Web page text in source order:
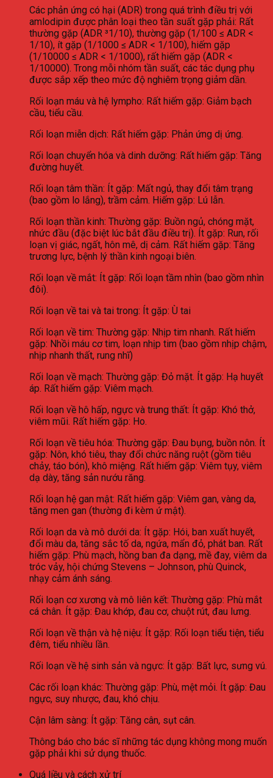
Các phản ứng có hại (ADR) trong quá trình điều trị với
amlodipin được phân loại theo tần suất gặp phải: Rất
thường gặp (ADR ³1/10), thường gặp (1/100 ≤ ADR <
1/10), ít gặp (1/1000 ≤ ADR < 1/100), hiếm gặp
(1/10000 ≤ ADR < 1/1000), rất hiếm gặp (ADR <
1/10000). Trong mỗi nhóm tần suất, các tác dụng phụ
được sắp xếp theo mức độ nghiêm trọng giảm dần.
Rối loạn máu và hệ lympho: Rất hiếm gặp: Giảm bạch
cầu, tiểu cầu.
Rối loạn miễn dịch: Rất hiếm gặp: Phản ứng dị ứng.
Rối loạn chuyển hóa và dinh dưỡng: Rất hiếm gặp: Tăng
đường huyết.
Rối loạn tâm thần: Ít gặp: Mất ngủ, thay đổi tâm trạng
(bao gồm lo lắng), trầm cảm. Hiếm gặp: Lú lẫn.
Rối loạn thần kinh: Thường gặp: Buồn ngủ, chóng mặt,
nhức đầu (đặc biệt lúc bắt đầu điều trị). Ít gặp: Run, rối
loạn vị giác, ngất, hôn mê, dị cảm. Rất hiếm gặp: Tăng
trương lực, bệnh lý thần kinh ngoại biên.
Rối loạn về mắt: Ít gặp: Rối loạn tầm nhìn (bao gồm nhìn
đôi).
Rối loạn về tai và tai trong: Ít gặp: Ù tai
Rối loạn về tim: Thường gặp: Nhịp tim nhanh. Rất hiếm
gặp: Nhồi máu cơ tim, loạn nhịp tim (bao gồm nhịp chậm,
nhịp nhanh thất, rung nhĩ)
Rối loạn về mạch: Thường gặp: Đỏ mặt. Ít gặp: Hạ huyết
áp. Rất hiếm gặp: Viêm mạch.
Rối loạn về hô hấp, ngực và trung thất: Ít gặp: Khó thở,
viêm mũi. Rất hiếm gặp: Ho.
Rối loạn về tiêu hóa: Thường gặp: Đau bụng, buồn nôn. Ít
gặp: Nôn, khó tiêu, thay đổi chức năng ruột (gồm tiêu
chảy, táo bón), khô miệng. Rất hiếm gặp: Viêm tụy, viêm
dạ dày, tăng sản nướu răng.
Rối loạn hệ gan mật: Rất hiếm gặp: Viêm gan, vàng da,
tăng men gan (thường đi kèm ứ mật).
Rối loạn da và mô dưới da: Ít gặp: Hói, ban xuất huyết,
đổi màu da, tăng sắc tố da, ngứa, mẩn đỏ, phát ban. Rất
hiếm gặp: Phù mạch, hồng ban đa dạng, mề đay, viêm da
tróc vảy, hội chứng Stevens – Johnson, phù Quinck,
nhạy cảm ánh sáng.
Rối loạn cơ xương và mô liên kết: Thường gặp: Phù mắt
cá chân. Ít gặp: Đau khớp, đau cơ, chuột rút, đau lưng.
Rối loạn về thận và hệ niệu: Ít gặp: Rối loạn tiểu tiện, tiểu
đêm, tiểu nhiều lần.
Rối loạn về hệ sinh sản và ngực: Ít gặp: Bất lực, sưng vú.
Các rối loạn khác: Thường gặp: Phù, mệt mỏi. Ít gặp: Đau
ngực, suy nhược, đau, khó chịu.
Cận lâm sàng: Ít gặp: Tăng cân, sụt cân.
Thông báo cho bác sĩ những tác dụng không mong muốn
gặp phải khi sử dụng thuốc.
Quá liều và cách xử trí